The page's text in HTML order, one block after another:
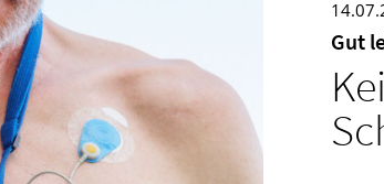
und Schlafmedizin
Gut